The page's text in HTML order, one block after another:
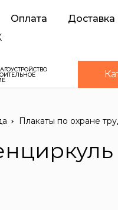
Оплата
Доставка
Плакаты по охране